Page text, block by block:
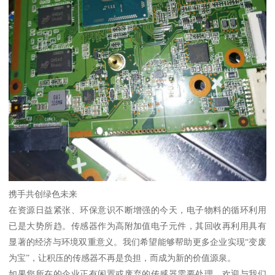
携手共创绿色未来
在资源日益紧张、环保意识不断增强的今天，电子物料的循环利用
已是大势所趋。传感器作为高附加值电子元件，其回收再利用具有
显著的经济与环境双重意义。我们希望能够帮助更多企业实现“变废
为宝”，让积压的传感器不再是负担，而成为新的价值源泉。